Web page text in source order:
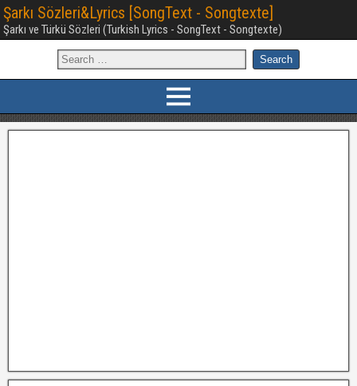
Şarkı Sözleri&Lyrics [SongText - Songtexte]
Şarkı ve Türkü Sözleri (Turkish Lyrics - SongText - Songtexte)